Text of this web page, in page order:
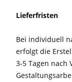
Lieferfristen
Bei individuell
erfolgt die
3-5 Tagen nach